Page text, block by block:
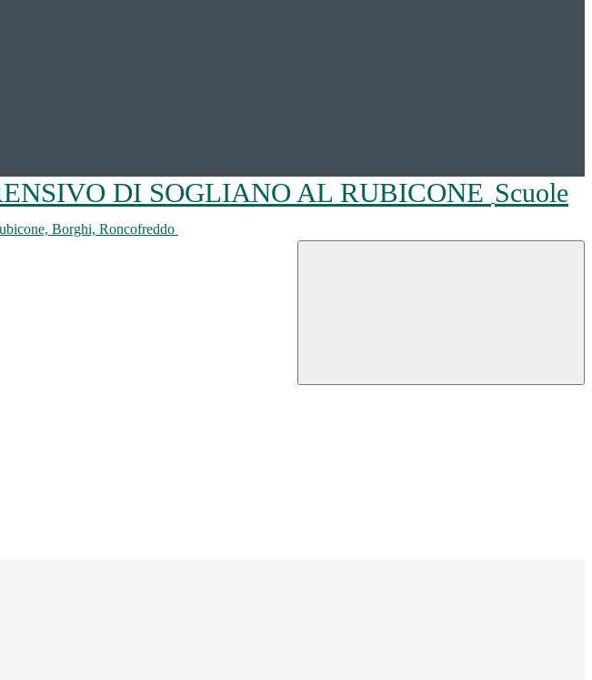
DI SOGLIANO AL RUBICONE Scuole
Borghi, Roncofreddo